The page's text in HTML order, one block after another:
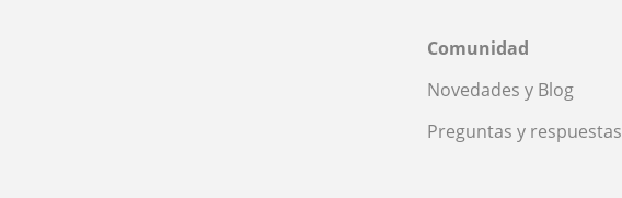
Comunidad
Novedades y Blog
Preguntas y respuestas